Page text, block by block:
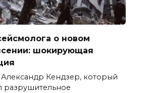
о новом
шокирующая
Кендзер, который
разрушительное